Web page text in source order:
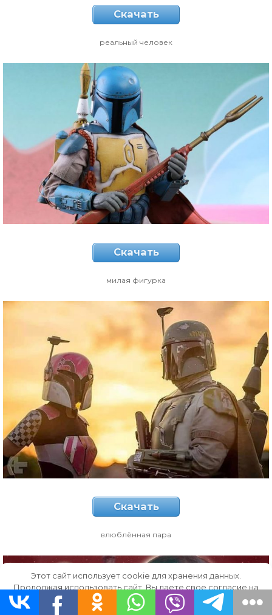
Скачать
реальный человек
Скачать
милая фигурка
Скачать
влюблённая пара
Этот сайт использует cookie для хранения данных.
Продолжая использовать сайт, Вы даете свое согласие на
работу с этими файлами.
OK